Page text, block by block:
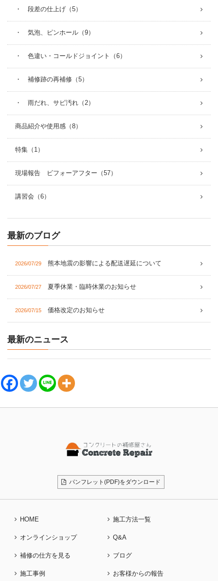
・ 段差の仕上げ（5）
・ 気泡、ピンホール（9）
・ 色違い・コールドジョイント（6）
・ 補修跡の再補修（5）
・ 雨だれ、サビ汚れ（2）
商品紹介や使用感（8）
特集（1）
現場報告 ビフォーアフター（57）
講習会（6）
最新のブログ
2026/07/29 熊本地震の影響による配送遅延について
2026/07/27 夏季休業・臨時休業のお知らせ
2026/07/15 価格改定のお知らせ
最新のニュース
パンフレット(PDF)をダウンロード
HOME
オンラインショップ
補修の仕方を見る
施工事例
施工方法一覧
Q&A
ブログ
お客様からの報告